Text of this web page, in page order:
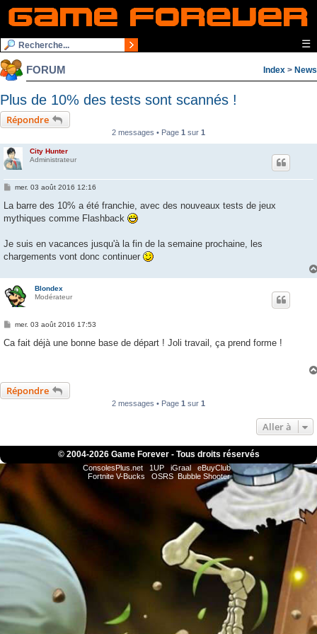
☰
FORUM Index > News
Plus de 10% des tests sont scannés !
Répondre
2 messages • Page 1 sur 1
City Hunter
Administrateur
M
s
a
mer. 03 août 2016 12:16
La barre des 10% a été franchie, avec des nouveaux tests de jeux
mythiques comme Flashback
Je suis en vacances jusqu'à la fin de la semaine prochaine, les
chargements vont donc continuer
Blondex
Modérateur
M
s
mer. 03 août 2016 17:53
Ca fait déjà une bonne base de départ ! Joli travail, ça prend forme !
Répondre
2 messages • Page 1 sur 1
Aller à
© 2004-2026 Game Forever - Tous droits réservés
ConsolesPlus.net 1UP iGraal
eBuyClub
Fortnite V-Bucks
OSRS Bubble Shooter